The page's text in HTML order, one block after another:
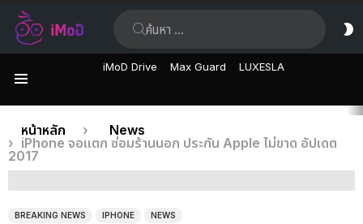
iMoD Drive Max Guard LUXESLA
เรื่อง
ล่าสุด
คุณอยู่ที่นี่:
หน้าหลัก
News
iPhone จอแตก ซ่อมร้านนอก ประกัน Apple ไม่ขาด อัปเดต
2017
BREAKING NEWS IPHONE NEWS